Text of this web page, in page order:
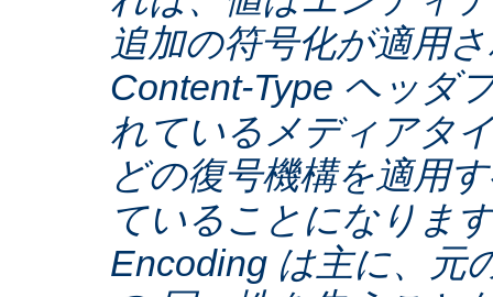
追加の符号化が適用
Content-Type ヘッダ
れているメディアタ
どの復号機構を適用
ていることになりま
Encoding は主に、元